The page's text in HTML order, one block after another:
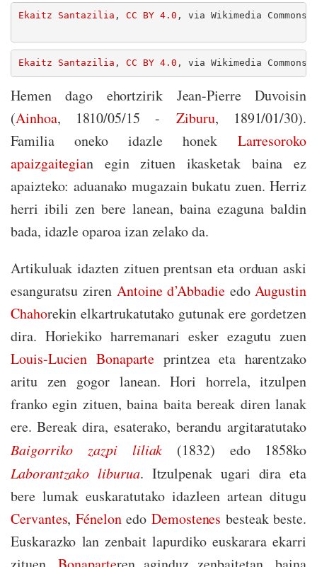
Ekaitz Santazilia , CC BY 4.0 , via Wikimedia Commons.
Ekaitz Santazilia , CC BY 4.0 , via Wikimedia Commons.
Hemen dago ehortzirik Jean-Pierre Duvoisin
(Ainhoa, 1810/05/15 -Ziburu, 1891/01/30).
Familia oneko idazle honek Larresoroko
apaizgaitegian egin zituen ikasketak baina ez
apaizteko: aduanako mugazain bukatu zuen. Herriz
herri ibili zen bere lanean, baina ezaguna baldin
bada, idazle oparoa izan zelako da.
Artikuluak idazten zituen prentsan eta orduan aski
esanguratsu ziren Antoine d’AbbadieedoAugustin
Chahorekin elkartrukatutako gutunak ere gordetzen
dira. Horiekiko harremanari esker ezagutu zuen
Louis-Lucien Bonaparte printzea eta harentzako
aritu zen gogor lanean. Hori horrela, itzulpen
franko egin zituen, baina baita bereak diren lanak
ere. Bereak dira, esaterako, berandu argitaratutako
Baigorriko zazpi liliak (1832) edo 1858ko
Laborantzako liburua. Itzulpenak ugari dira eta
bere lumak euskaratutako idazleen artean ditugu
Cervantes,Fénelonedo Demostenes besteak beste.
Euskarazko lan zenbait lapurdiko euskarara ekarri